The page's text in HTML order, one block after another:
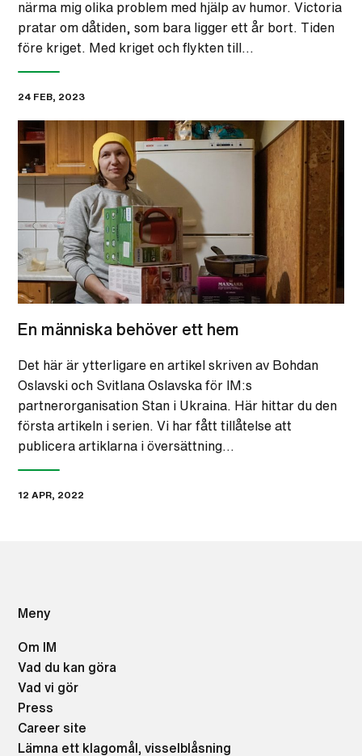
närma mig olika problem med hjälp av humor. Victoria
pratar om dåtiden, som bara ligger ett år bort. Tiden
före kriget. Med kriget och flykten till…
24 FEB, 2023
En människa behöver ett hem
Det här är ytterligare en artikel skriven av Bohdan
Oslavski och Svitlana Oslavska för IM:s
partnerorganisation Stan i Ukraina. Här hittar du den
första artikeln i serien. Vi har fått tillåtelse att
publicera artiklarna i översättning…
12 APR, 2022
Meny
Om IM
Vad du kan göra
Vad vi gör
Press
Career site
Lämna ett klagomål, visselblåsning